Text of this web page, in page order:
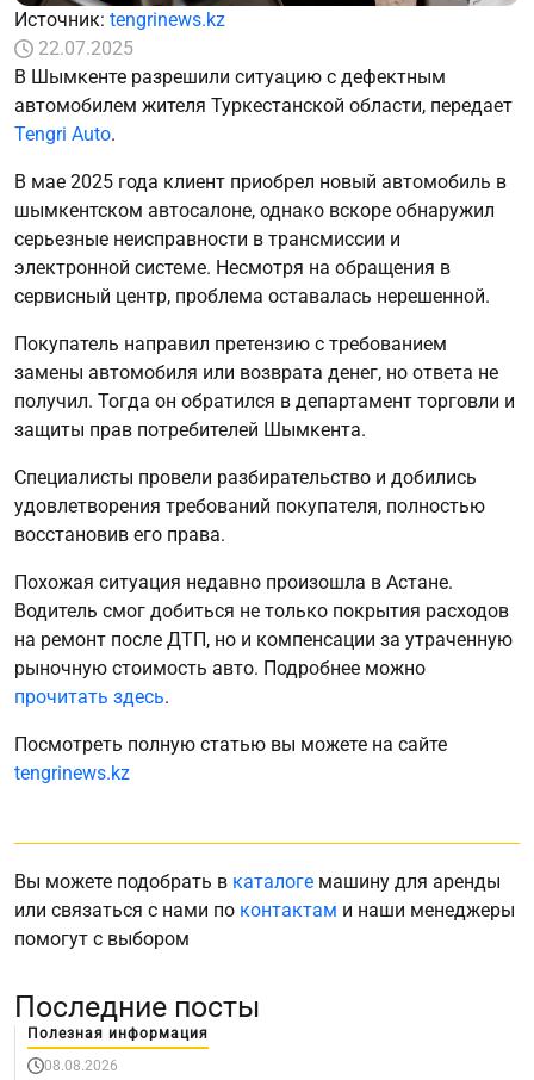
Источник: tengrinews.kz
22.07.2025
В Шымкенте разрешили ситуацию с дефектным
автомобилем жителя Туркестанской области, передает
Tengri Auto.
В мае 2025 года клиент приобрел новый автомобиль в
шымкентском автосалоне, однако вскоре обнаружил
серьезные неисправности в трансмиссии и
электронной системе. Несмотря на обращения в
сервисный центр, проблема оставалась нерешенной.
Покупатель направил претензию с требованием
замены автомобиля или возврата денег, но ответа не
получил. Тогда он обратился в департамент торговли и
защиты прав потребителей Шымкента.
Специалисты провели разбирательство и добились
удовлетворения требований покупателя, полностью
восстановив его права.
Похожая ситуация недавно произошла в Астане.
Водитель смог добиться не только покрытия расходов
на ремонт после ДТП, но и компенсации за утраченную
рыночную стоимость авто. Подробнее можно
прочитать здесь.
Посмотреть полную статью вы можете на сайте
tengrinews.kz
Вы можете подобрать в каталоге машину для аренды
или связаться с нами по контактам и наши менеджеры
помогут с выбором
Последние посты
Полезная информация
08.08.2026